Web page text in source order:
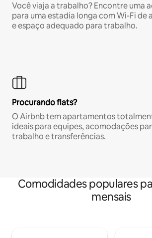
Você viaja a trabalho? Encontre uma
para uma estadia longa com Wi-Fi de
e espaço adequado para trabalho.
Procurando flats?
O Airbnb tem apartamentos
ideais para equipes, acomodações
trabalho e transferências.
Comodidades populares
mensais